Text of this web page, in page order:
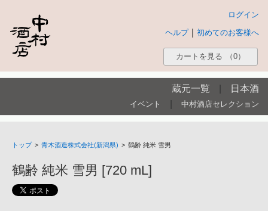
ログイン
初めてのお客様へ
ヘルプ
カートを見る （0）
蔵元一覧 日本酒
イベント 中村酒店セレクション
トップ > 青木酒造株式会社(新潟県) > 鶴齢 純米 雪男
鶴齢 純米 雪男 [720 mL]